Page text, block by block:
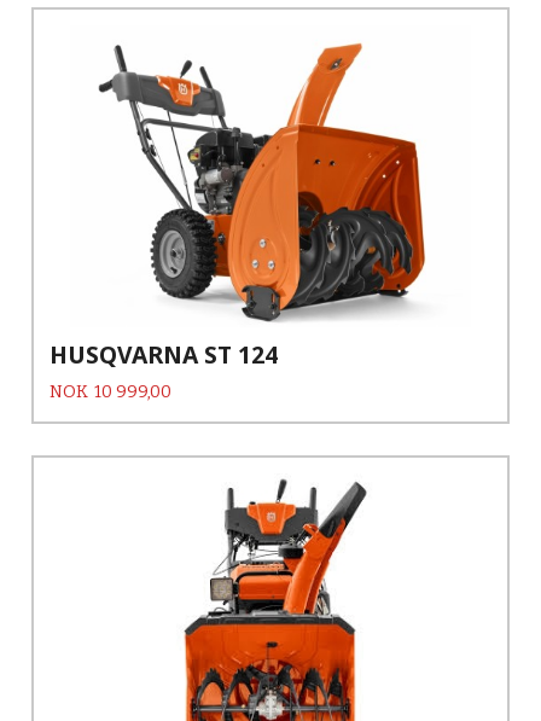
HUSQVARNA ST 124
Pris
NOK 10 999,00